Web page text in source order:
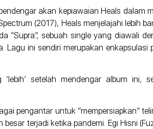
akan kepiawaian Heals dalam
(2017), Heals menjelajahi lebih
sebuah single yang diawali
Lagu ini sendiri merupakan
setelah mendengar album
pengantar untuk “mempersiapkan”
terjadi ketika pandemi. Egi Hisni